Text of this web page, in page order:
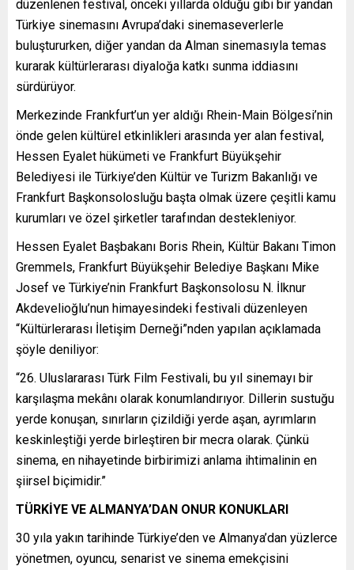
düzenlenen festival, önceki yıllarda olduğu gibi bir yandan
Türkiye sinemasını Avrupa’daki sinemaseverlerle
buluştururken, diğer yandan da Alman sinemasıyla temas
kurarak kültürlerarası diyaloğa katkı sunma iddiasını
sürdürüyor.
Merkezinde Frankfurt’un yer aldığı Rhein-Main Bölgesi’nin
önde gelen kültürel etkinlikleri arasında yer alan festival,
Hessen Eyalet hükümeti ve Frankfurt Büyükşehir
Belediyesi ile Türkiye’den Kültür ve Turizm Bakanlığı ve
Frankfurt Başkonsolosluğu başta olmak üzere çeşitli kamu
kurumları ve özel şirketler tarafından destekleniyor.
Hessen Eyalet Başbakanı Boris Rhein, Kültür Bakanı Timon
Gremmels, Frankfurt Büyükşehir Belediye Başkanı Mike
Josef ve Türkiye’nin Frankfurt Başkonsolosu N. İlknur
Akdevelioğlu’nun himayesindeki festivali düzenleyen
“Kültürlerarası İletişim Derneği”nden yapılan açıklamada
şöyle deniliyor:
“26. Uluslararası Türk Film Festivali, bu yıl sinemayı bir
karşılaşma mekânı olarak konumlandırıyor. Dillerin sustuğu
yerde konuşan, sınırların çizildiği yerde aşan, ayrımların
keskinleştiği yerde birleştiren bir mecra olarak. Çünkü
sinema, en nihayetinde birbirimizi anlama ihtimalinin en
şiirsel biçimidir.”
TÜRKİYE VE ALMANYA’DAN ONUR KONUKLARI
30 yıla yakın tarihinde Türkiye’den ve Almanya’dan yüzlerce
yönetmen, oyuncu, senarist ve sinema emekçisini